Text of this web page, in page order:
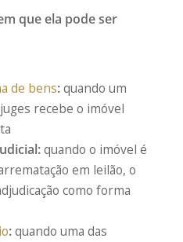
que ela pode ser
de bens:quando um
recebe o imóvel
quando o imóvel é
em leilão, o
como forma
:quando uma das